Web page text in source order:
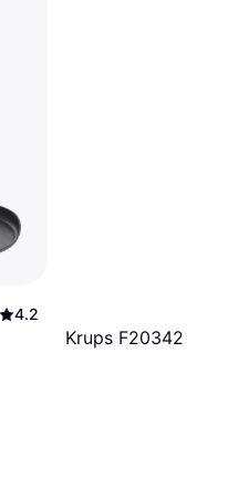
4.2
Krups F20342